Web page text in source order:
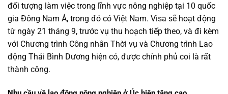
đối tượng làm việc trong lĩnh vực nông nghiệp tại 10 quốc
gia Đông Nam Á, trong đó có Việt Nam. Visa sẽ hoạt động
từ ngày 21 tháng 9, trước vụ thu hoạch tiếp theo, và đi kèm
với Chương trình Công nhân Thời vụ và Chương trình Lao
động Thái Bình Dương hiện có, được chính phủ coi là rất
thành công.